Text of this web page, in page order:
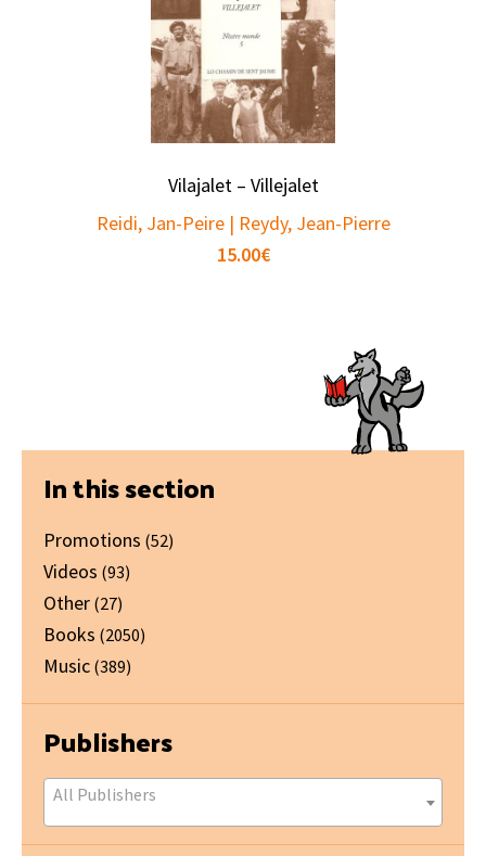
Vilajalet – Villejalet
Reidi, Jan-Peire | Reydy, Jean-Pierre
15.00€
Primary
Sidebar
In this section
Promotions (52)
Videos (93)
Other (27)
Books (2050)
Music (389)
Publishers
All Publishers